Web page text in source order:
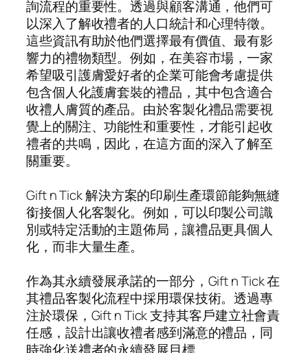
詢流程的重要性。透過與顧客溝通，他們可
以深入了解收禮者的人口統計和心理特徵。
這些資訊有助於他們選擇最有價值、最有影
響力的禮物類型。例如，在美容市場，一家
希望吸引護膚愛好者的企業可能會考慮提供
包含個人化護膚套裝的禮品，其中包含適合
收禮人膚質的產品。由於客製化禮品需要視
覺上的關注、功能性和重要性，才能引起收
禮者的共鳴，因此，在這方面的深入了解至
關重要。
Gift n Tick 解決方案的印刷生產環節能夠無縫
銜接個人化客製化。例如，可以印製公司識
別或特定活動的主題佈局，讓禮品更具個人
化，而非大量生產。
作為其永續發展承諾的一部分，Gift n Tick 在
其禮品客製化流程中採用環保技術。透過專
注於環保，Gift n Tick 支持其客戶建立社會責
任感，設計出讓收禮者感到滿意的禮品，同